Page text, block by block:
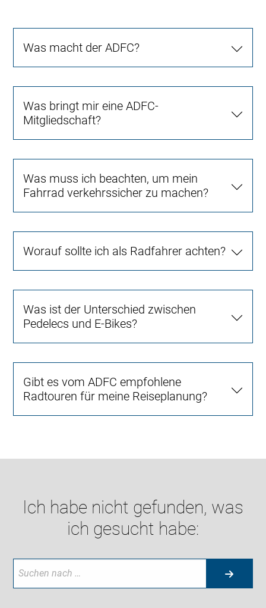
Was macht der ADFC?
Was bringt mir eine ADFC-
Mitgliedschaft?
Was muss ich beachten, um mein
Fahrrad verkehrssicher zu machen?
Worauf sollte ich als Radfahrer achten?
Was ist der Unterschied zwischen
Pedelecs und E-Bikes?
Gibt es vom ADFC empfohlene
Radtouren für meine Reiseplanung?
Ich habe nicht gefunden, was
ich gesucht habe: